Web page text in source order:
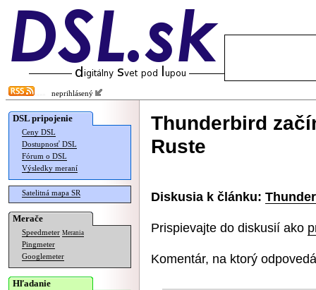
neprihlásený
DSL pripojenie
Ceny DSL
Dostupnosť DSL
Fórum o DSL
Výsledky meraní
Satelitná mapa SR
Merače
Speedmeter Merania
Pingmeter
Googlemeter
Hľadanie
Thunderbird
Ruste
Diskusia k článku:
Prispievajte do diskusií ako
Komentár, na ktorý